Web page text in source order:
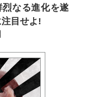
なる進化を遂
目せよ!